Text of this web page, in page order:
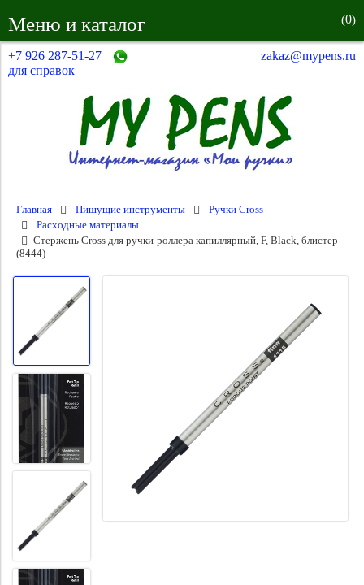
Меню и каталог (0)
+7 926 287-51-27
для справок
zakaz@mypens.ru
Главная Пишущие инструменты
Ручки Cross
Расходные материалы
Стержень Cross для ручки-роллера капиллярный, F, Black, блистер
(8444)